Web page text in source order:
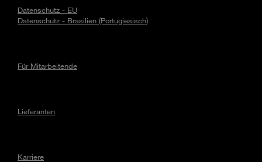
Datenschutz - EU
Datenschutz - Brasilien (Portugiesisch)
Für Mitarbeitende
Lieferanten
Karriere